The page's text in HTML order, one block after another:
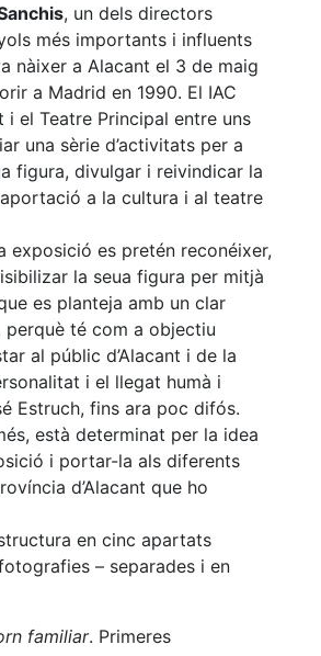
, un dels directors
més importants i influents
nàixer a Alacant el 3 de maig
a Madrid en 1990. El IAC
i el Teatre Principal entre uns
una sèrie d’activitats per a
figura, divulgar i reivindicar la
a la cultura i al teatre
exposició es pretén reconéixer,
la seua figura per mitjà
es planteja amb un clar
té com a objectiu
al públic d’Alacant i de la
i el llegat humà i
Estruch, fins ara poc difós.
està determinat per la idea
i portar-la als diferents
d’Alacant que ho
en cinc apartats
– separades i en
familiar. Primeres